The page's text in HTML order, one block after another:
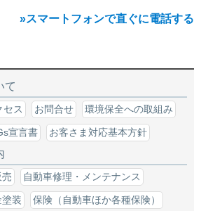
»スマートフォンで直ぐに電話する
て
セス お問合せ 環境保全への取組み
宣言書 お客さま対応基本方針
自動車修理・メンテナンス
装 保険（自動車ほか各種保険）